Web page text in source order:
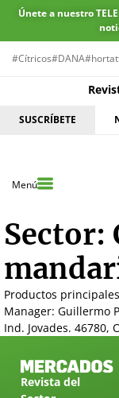
Únete a nuestro
#Cítricos#DANA
SUSCRÍBETE
Menú
Sector:
Productos
Manager: Guillermo
Ind. Jovades. 46780,
Revista del